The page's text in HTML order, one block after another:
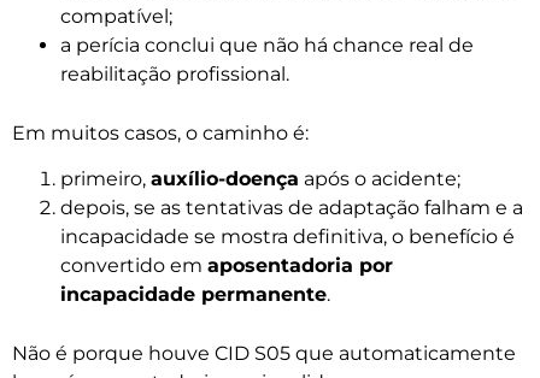
compatível;
a perícia conclui que não há chance real de
reabilitação profissional.
Em muitos casos, o caminho é:
primeiro, auxílio-doença após o acidente;
depois, se as tentativas de adaptação falham e a
incapacidade se mostra definitiva, o benefício é
convertido em aposentadoria por
incapacidade permanente.
Não é porque houve CID S05 que automaticamente